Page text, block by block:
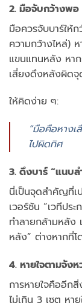
2. มือจับกว้างพอ
มือควรจับบาร์ให้
ความกว้างไหล่)
แขนแทนหลัง หา
เสี่ยงดึงหลังผิดจุ
ให้คิดง่าย ๆ:
“มือคือหาง
ไปผิดทิศ
3. ดึงบาร์ “แนบล
นี่เป็นจุดสำคัญที่เ
เวอร์ชัน “เวทีปร
ทำลายกล้ามหลัง
หลัง” ต่างหากที่โ
4. หายใจตามจัง
การหายใจคืออีก
ไม่เกิน 3 เซต หา